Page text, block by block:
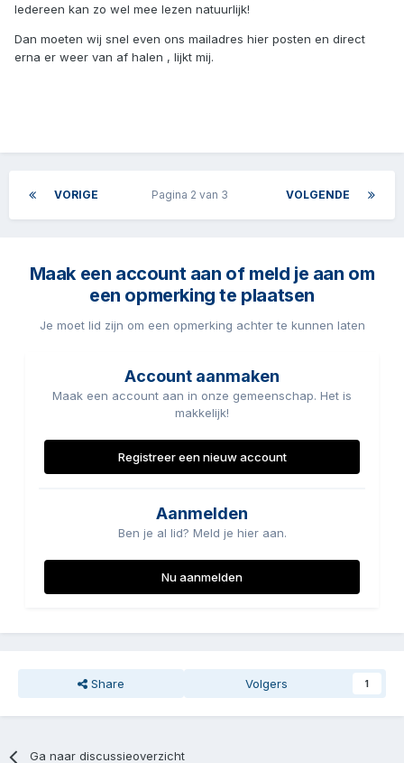
Iedereen kan zo wel mee lezen natuurlijk!
Dan moeten wij snel even ons mailadres hier posten en direct
erna er weer van af halen , lijkt mij.
VORIGE VOLGENDE
Pagina 2 van 3
Maak een account aan of meld je aan om
een opmerking te plaatsen
Je moet lid zijn om een opmerking achter te kunnen laten
Account aanmaken
Maak een account aan in onze gemeenschap. Het is
makkelijk!
Registreer een nieuw account
Aanmelden
Ben je al lid? Meld je hier aan.
Nu aanmelden
Share Volgers 1
Ga naar discussieoverzicht